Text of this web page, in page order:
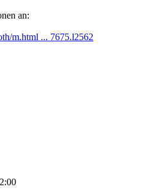
an:
m.html ... 7675.l2562